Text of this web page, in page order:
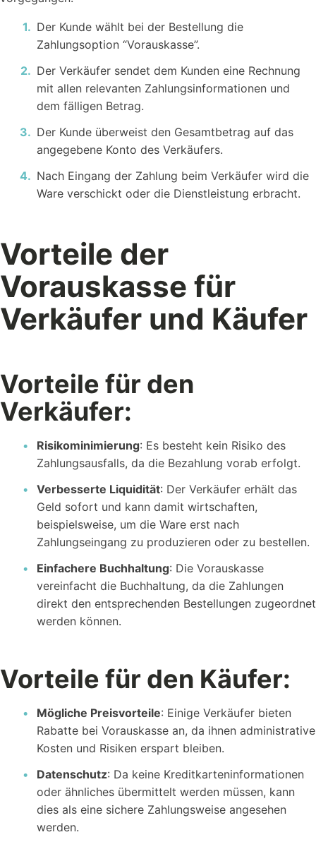
Einfache Werte berechnen mit unseren Rechnern...
Der Kunde wählt bei der Bestellung die
Zahlungsoption “Vorauskasse”.
Der Verkäufer sendet dem Kunden eine Rechnung
mit allen relevanten Zahlungsinformationen und
dem fälligen Betrag.
Der Kunde überweist den Gesamtbetrag auf das
angegebene Konto des Verkäufers.
Nach Eingang der Zahlung beim Verkäufer wird die
Ware verschickt oder die Dienstleistung erbracht.
Vorteile der
Vorauskasse für
Verkäufer und Käufer
Vorteile für den
Verkäufer:
Risikominimierung: Es besteht kein Risiko des
Zahlungsausfalls, da die Bezahlung vorab erfolgt.
Verbesserte Liquidität: Der Verkäufer erhält das
Geld sofort und kann damit wirtschaften,
beispielsweise, um die Ware erst nach
Zahlungseingang zu produzieren oder zu bestellen.
Einfachere Buchhaltung: Die Vorauskasse
vereinfacht die Buchhaltung, da die Zahlungen
direkt den entsprechenden Bestellungen zugeordnet
werden können.
Vorteile für den Käufer:
Mögliche Preisvorteile: Einige Verkäufer bieten
Rabatte bei Vorauskasse an, da ihnen administrative
Kosten und Risiken erspart bleiben.
Datenschutz: Da keine Kreditkarteninformationen
oder ähnliches übermittelt werden müssen, kann
dies als eine sichere Zahlungsweise angesehen
werden.